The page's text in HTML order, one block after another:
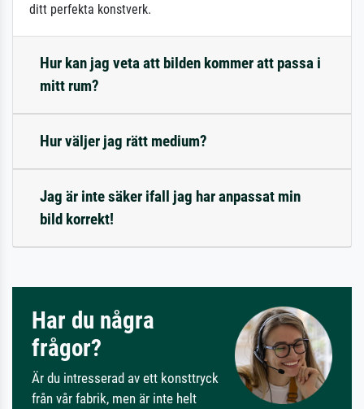
ditt perfekta konstverk.
Hur kan jag veta att bilden kommer att passa i
mitt rum?
Hur väljer jag rätt medium?
Jag är inte säker ifall jag har anpassat min
bild korrekt!
Har du några
frågor?
Är du intresserad av ett konsttryck
från vår fabrik, men är inte helt